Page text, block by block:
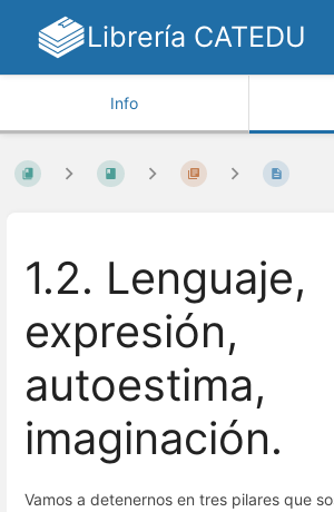
Librería CATEDU
Info
1.2. Lenguaje,
expresión,
autoestima,
imaginación.
Vamos a detenernos en tres pilares que